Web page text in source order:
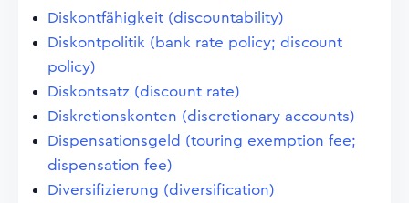
Diskontfähigkeit (discountability)
Diskontpolitik (bank rate policy; discount
policy)
Diskontsatz (discount rate)
Diskretionskonten (discretionary accounts)
Dispensationsgeld (touring exemption fee;
dispensation fee)
Diversifizierung (diversification)